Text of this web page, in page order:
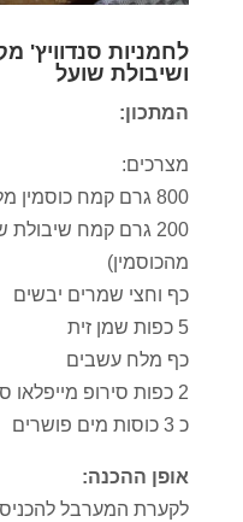
לחמניות סנדוויץ'
ושיבולת שועל
המתכון:
מצרכים:
800 גרם קמח כוסמין מלא אורגני
מהכוסמין)
כף וחצי שמרים יבשים
5 כפות שמן זית
כף מלח עשבים
2 כפות סירופ מייפלאו סילאן טבעי
כ 3 כוסות מים פושרים
אופן ההכנה:
לקערת המערבל